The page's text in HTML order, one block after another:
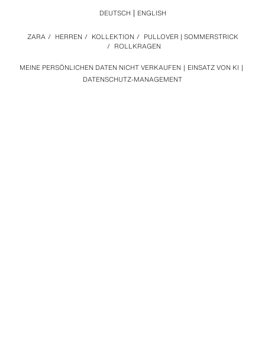
MEINE PERSÖNLICHEN DATEN NICHT VERKAUFEN
EINSATZ VON KI
DATENSCHUTZ-MANAGEMENT
ZARA / HERREN / KOLLEKTION / PULLOVER | SOMMERSTRICK
/ ROLLKRAGEN
DEUTSCH ENGLISH